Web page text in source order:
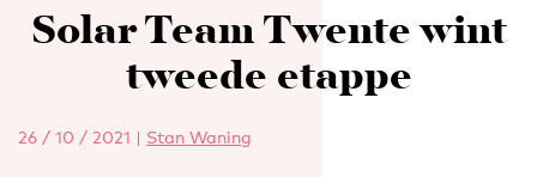
Solar Team Twente wint
tweede etappe
26 / 10 / 2021 | Stan Waning